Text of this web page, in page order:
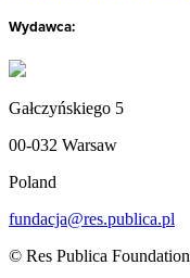
Wydawca:
Gałczyńskiego 5
00-032 Warsaw
Poland
fundacja@res.publica.pl
© Res Publica Foundation